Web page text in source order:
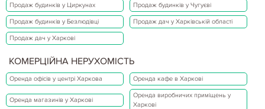
Продаж будинків у Циркунах Продаж будинків у Чугуєві
Продаж будинків у Безлюдівці Продаж дач у Харківській області
Продаж дач у Харкові
КОМЕРЦІЙНА НЕРУХОМІСТЬ
Оренда офісів у центрі Харкова Оренда кафе в Харкові
Оренда магазинів у Харкові
Оренда виробничих приміщень у
Харкові